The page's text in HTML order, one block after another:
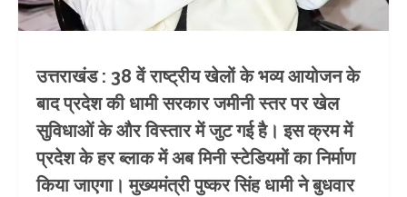
उत्तराखंड : 38 वें राष्ट्रीय खेलों के भव्य आयोजन के
बाद प्रदेश की धामी सरकार जमीनी स्तर पर खेल
सुविधाओं के और विस्तार में जुट गई है। इस क्रम में
प्रदेश के हर ब्लाक में अब मिनी स्टेडियमों का निर्माण
किया जाएगा। मुख्यमंत्री पुष्कर सिंह धामी ने बुधवार